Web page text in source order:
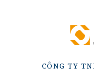
CÔNG TY